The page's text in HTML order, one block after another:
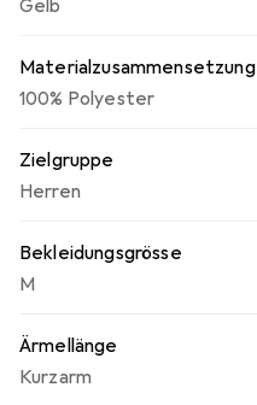
Gelb
Materialzusammensetzung
100% Polyester
Zielgruppe
Herren
Bekleidungsgrösse
M
Ärmellänge
Kurzarm